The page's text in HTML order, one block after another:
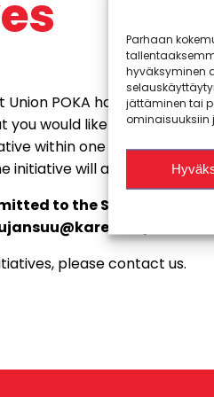
Parhaan
hyväksyminen
jättäminen tai
ominaisuuksiin
POKA have the right
you would like the Student
within one month of its
initiative will also be
to the Student
please contact us.